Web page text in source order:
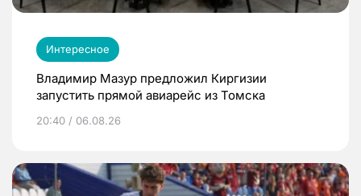
Интересное
Владимир Мазур предложил Киргизии
запустить прямой авиарейс из Томска
20:40 / 06.08.26